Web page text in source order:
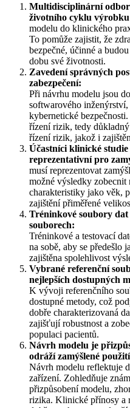
Multidisciplinární
životního cyklu
modelu do klinického
To pomůže zajistit, že
bezpečné, účinné a
dobu své životnosti.
Zavedení správných
zabezpečení:
Při návrhu modelu jsou
softwarového
kybernetické
řízení rizik, tedy
řízení rizik, jakož i
Účastníci klinické
reprezentativní pro
musí reprezentovat
možné výsledky zobecnit
charakteristiky jako věk,
zajištění přiměřené
Tréninkové soubory dat
souborech:
Tréninkové a testovací
na sobě, aby se předešlo
zajištěna spolehlivost
Vybrané referenční
nejlepších dostupných
K vývoji referenčního
dostupné metody, což
dobře charakterizovaná
zajišťují robustnost a
populaci pacientů.
Návrh modelu je
odráží zamýšlené
Návrh modelu reflektuje
zařízení. Zohledňuje
přizpůsobení modelu,
rizika. Klinické přínosy a